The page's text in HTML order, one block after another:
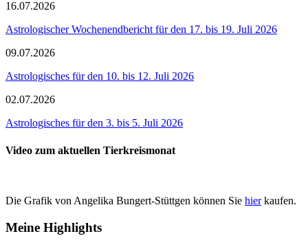
16.07.2026
Astrologischer Wochenendbericht für den 17. bis 19. Juli 2026
09.07.2026
Astrologisches für den 10. bis 12. Juli 2026
02.07.2026
Astrologisches für den 3. bis 5. Juli 2026
Video zum aktuellen Tierkreismonat
Die Grafik von Angelika Bungert-Stüttgen können Sie hierkaufen.
Meine Highlights